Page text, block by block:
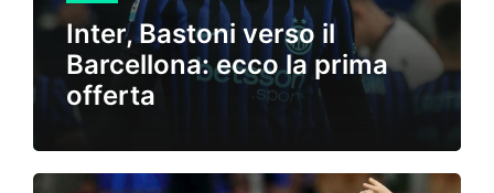
Inter, Bastoni verso il
Barcellona: ecco la prima
offerta